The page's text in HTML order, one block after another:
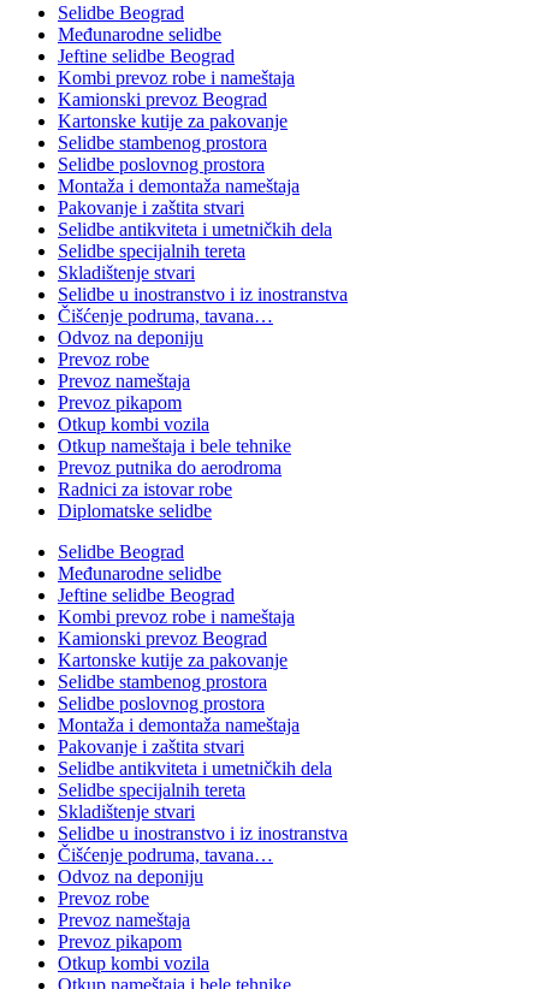
Selidbe Beograd
Međunarodne selidbe
Jeftine selidbe Beograd
Kombi prevoz robe i nameštaja
Kamionski prevoz Beograd
Kartonske kutije za pakovanje
Selidbe stambenog prostora
Selidbe poslovnog prostora
Montaža i demontaža nameštaja
Pakovanje i zaštita stvari
Selidbe antikviteta i umetničkih dela
Selidbe specijalnih tereta
Skladištenje stvari
Selidbe u inostranstvo i iz inostranstva
Čišćenje podruma, tavana…
Odvoz na deponiju
Prevoz robe
Prevoz nameštaja
Prevoz pikapom
Otkup kombi vozila
Otkup nameštaja i bele tehnike
Prevoz putnika do aerodroma
Radnici za istovar robe
Diplomatske selidbe
Selidbe Beograd
Međunarodne selidbe
Jeftine selidbe Beograd
Kombi prevoz robe i nameštaja
Kamionski prevoz Beograd
Kartonske kutije za pakovanje
Selidbe stambenog prostora
Selidbe poslovnog prostora
Montaža i demontaža nameštaja
Pakovanje i zaštita stvari
Selidbe antikviteta i umetničkih dela
Selidbe specijalnih tereta
Skladištenje stvari
Selidbe u inostranstvo i iz inostranstva
Čišćenje podruma, tavana…
Odvoz na deponiju
Prevoz robe
Prevoz nameštaja
Prevoz pikapom
Otkup kombi vozila
Otkup nameštaja i bele tehnike